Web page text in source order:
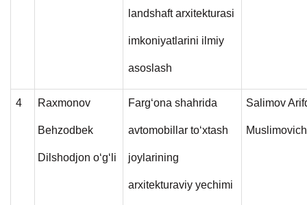
landshaft arxitekturasi
imkoniyatlarini ilmiy
asoslash
4 Raxmonov
Behzodbek
Dilshodjon o‘g‘li
Farg‘ona shahrida
avtomobillar to‘xtash
joylarining
arxitekturaviy yechimi
Salimov
Muslimovich